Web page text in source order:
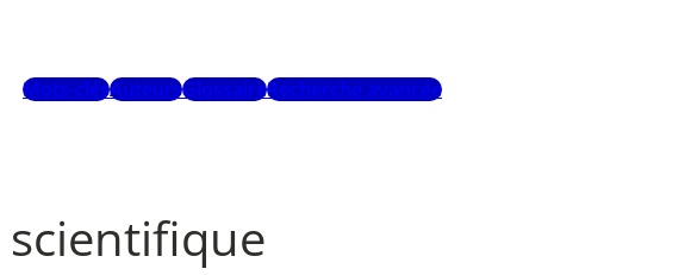
Mots-clésAuteursGlossaireRecherche avancée
scientifique